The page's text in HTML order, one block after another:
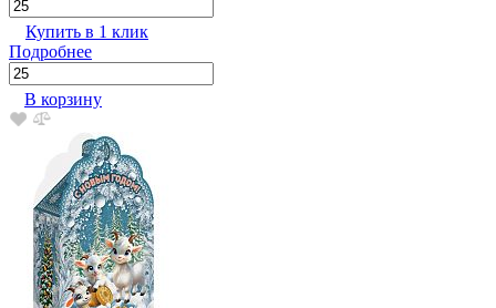
Купить в 1 клик
Подробнее
В корзину